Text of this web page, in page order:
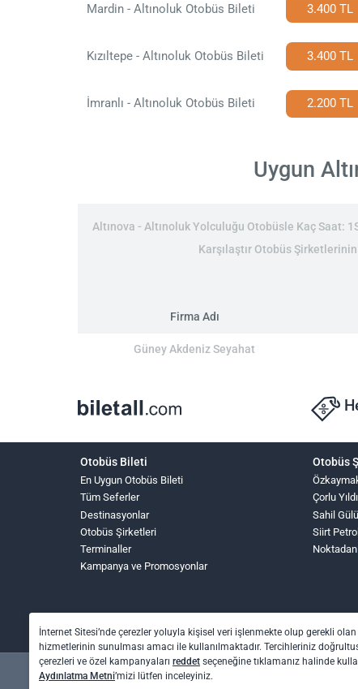
Mardin - Altınoluk Otobüs Bileti 3.400 TL
Kızıltepe - Altınoluk Otobüs Bileti 3.400 TL
İmranlı - Altınoluk Otobüs Bileti 2.200 TL
Uygun
Altınova - Altınoluk Yolculuğu Otobüsle Kaç Saat:
Karşılaştır Otobüs
Firma Adı
Güney Akdeniz Seyahat
Otobüs Bileti
En Uygun Otobüs Bileti
Tüm Seferler
Destinasyonlar
Otobüs Şirketleri
Terminaller
Kampanya ve Promosyonlar
Otobüs
Çorlu
Sahil
Siirt
İnternet Sitesi’nde çerezler yoluyla kişisel veri işlenmekte olup gerekli
hizmetlerinin sunulması amacı ile kullanılmaktadır. Tercihleriniz
çerezleri ve özel kampanyaları reddet seçeneğine tıklamanız halinde
Aydınlatma Metni’mizi lütfen inceleyiniz.